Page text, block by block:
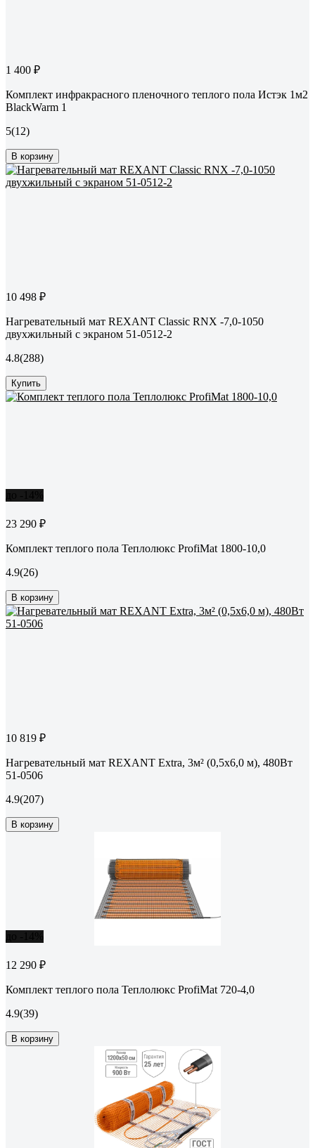
1 400 ₽
Комплект инфракрасного пленочного теплого пола Истэк 1м2
BlackWarm 1
5(12)
В корзину
10 498 ₽
Нагревательный мат REXANT Classic RNX -7,0-1050
двухжильный с экраном 51-0512-2
4.8(288)
Купить
23 290 ₽
Комплект теплого пола Теплолюкс ProfiMat 1800-10,0
4.9(26)
В корзину
10 819 ₽
Нагревательный мат REXANT Extra, 3м² (0,5x6,0 м), 480Вт
51-0506
4.9(207)
В корзину
12 290 ₽
Комплект теплого пола Теплолюкс ProfiMat 720-4,0
4.9(39)
В корзину